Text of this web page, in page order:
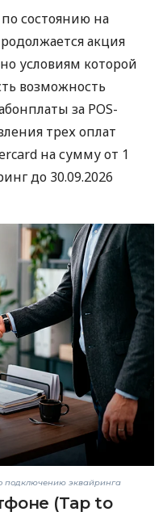
состоянию на
акция
условиям которой
возможность
за POS-
трех оплат
на сумму от 1
до 30.09.2026
подключению эквайринга
(Tap to